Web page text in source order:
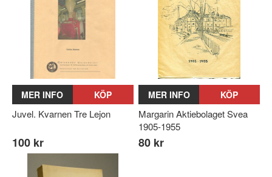
MER INFO KÖP
Juvel. Kvarnen Tre Lejon
100 kr
MER INFO KÖP
Margarin Aktiebolaget Svea
1905-1955
80 kr